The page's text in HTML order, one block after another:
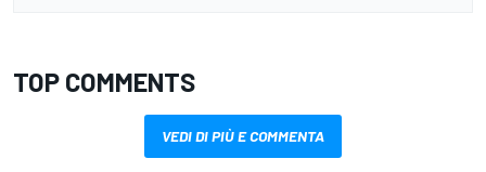
TOP COMMENTS
VEDI DI PIÙ E COMMENTA